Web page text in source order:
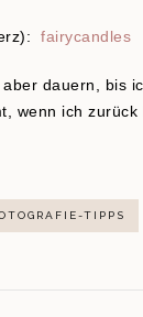
fairycandles
dauern, bis
wenn ich zurück
TIPPS